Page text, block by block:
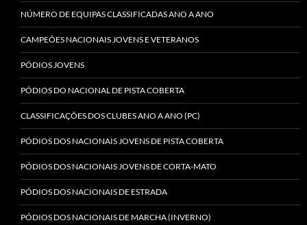
NÚMERO DE EQUIPAS CLASSIFICADAS ANO A ANO
CAMPEÕES NACIONAIS JOVENS E VETERANOS
PÓDIOS JOVENS
PÓDIOS DO NACIONAL DE PISTA COBERTA
CLASSIFICAÇÕES DOS CLUBES ANO A ANO (PC)
PÓDIOS DOS NACIONAIS JOVENS DE PISTA COBERTA
PÓDIOS DOS NACIONAIS JOVENS DE CORTA-MATO
PÓDIOS DOS NACIONAIS DE ESTRADA
PÓDIOS DOS NACIONAIS DE MARCHA (INVERNO)